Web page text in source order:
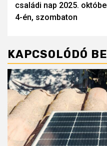
családi nap 2025.
4-én, szombaton
KAPCSOLÓDÓ